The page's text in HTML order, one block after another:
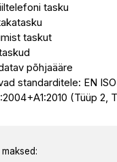
tasku
taskut
põhjaääre
standarditele: EN
(Tüüp 2,